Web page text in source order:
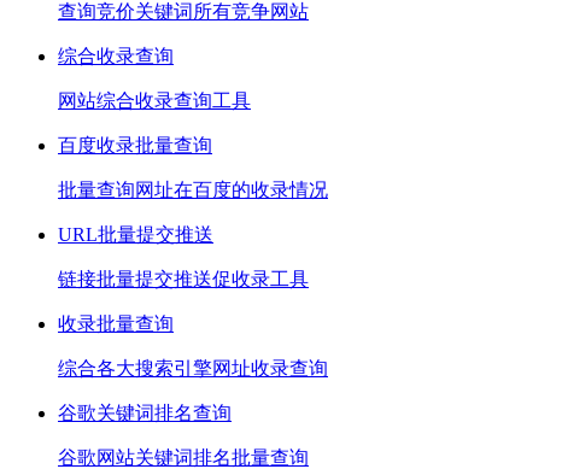
查询竞价关键词所有竞争网站
综合收录查询
网站综合收录查询工具
百度收录批量查询
批量查询网址在百度的收录情况
URL批量提交推送
链接批量提交推送促收录工具
收录批量查询
综合各大搜索引擎网址收录查询
谷歌关键词排名查询
谷歌网站关键词排名批量查询